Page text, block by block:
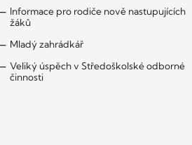
Informace pro rodiče nově nastupujících
žáků
Mladý zahrádkář
Veliký úspěch v Středoškolské odborné
činnosti